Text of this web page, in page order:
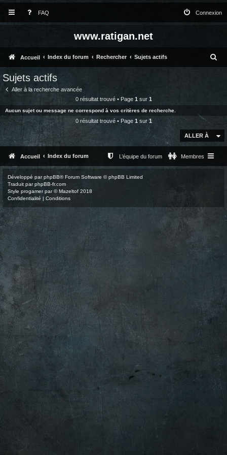
FAQ Connexion
www.ratigan.net
Accueil Index du forum Rechercher Sujets actifs
e
Sujets actifs
Aller à la recherche avancée
0 résultat trouvé • Page 1sur 1
Aucun sujet ou message ne correspond à vos critères de recherche.
0 résultat trouvé • Page 1sur 1
ALLER À
Accueil Index du forum Membres
L’équipe du forum
Développé parphpBB® Forum Software © phpBB Limited
Traduit parphpBB-fr.com
Style progamerpar ©Mazeltof 2018
Confidentialité | Conditions